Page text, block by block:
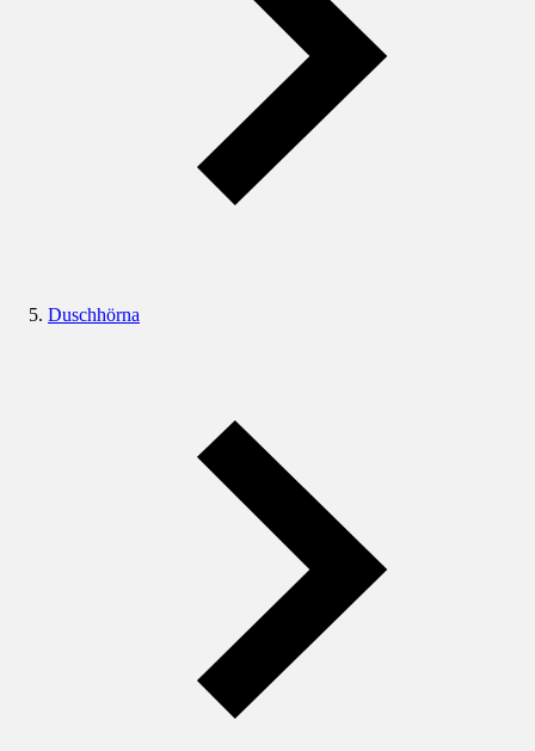
Duschhörna